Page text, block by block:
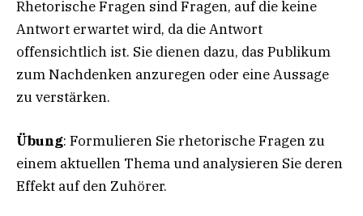
Rhetorische Fragen sind Fragen, auf die keine
Antwort erwartet wird, da die Antwort
offensichtlich ist. Sie dienen dazu, das Publikum
zum Nachdenken anzuregen oder eine Aussage
zu verstärken.
Übung: Formulieren Sie rhetorische Fragen zu
einem aktuellen Thema und analysieren Sie deren
Effekt auf den Zuhörer.